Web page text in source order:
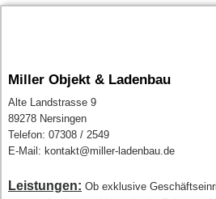
Miller Objekt & Ladenbau
Alte Landstrasse 9
89278 Nersingen
Telefon: 07308 / 2549
E-Mail: kontakt@miller-ladenbau.de
Leistungen: Ob exklusive